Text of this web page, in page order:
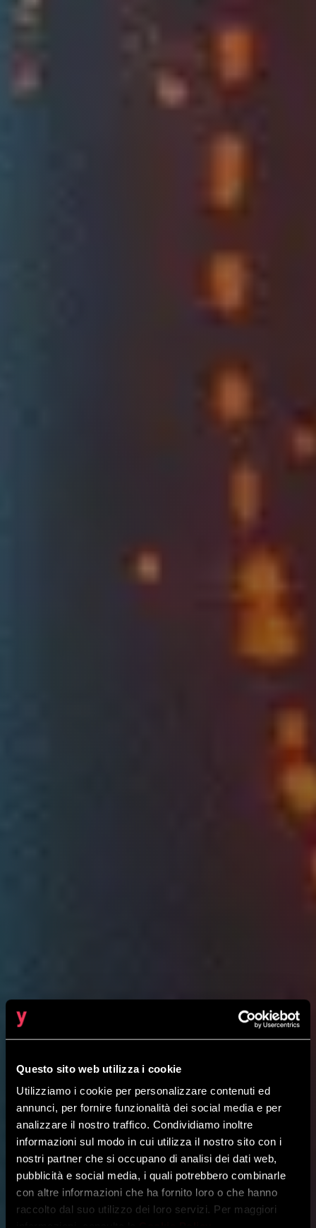
Questo sito web utilizza i cookie
Utilizziamo i cookie per personalizzare contenuti ed
annunci, per fornire funzionalità dei social media e per
analizzare il nostro traffico. Condividiamo inoltre
informazioni sul modo in cui utilizza il nostro sito con i
nostri partner che si occupano di analisi dei dati web,
pubblicità e social media, i quali potrebbero combinarle
con altre informazioni che ha fornito loro o che hanno
raccolto dal suo utilizzo dei loro servizi. Per maggiori
CLOUD NATIVESERVICE
Observability e monitoring
Ottieni visibilità su ciò che influenza le
prestazioni della tua infrastruttura